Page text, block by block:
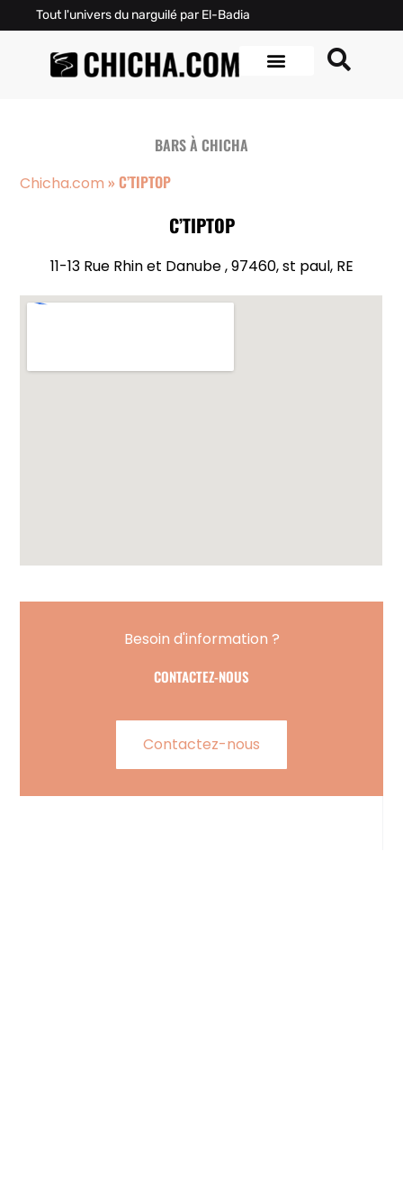
Tout l'univers du narguilé par El-Badia
BARS À CHICHA
Chicha.com »C’TIPTOP
C’TIPTOP
11-13 Rue Rhin et Danube , 97460, st paul, RE
Besoin d'information ?
CONTACTEZ-NOUS
Contactez-nous